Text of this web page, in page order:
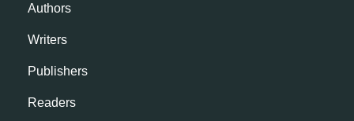
Authors
Writers
Publishers
Readers